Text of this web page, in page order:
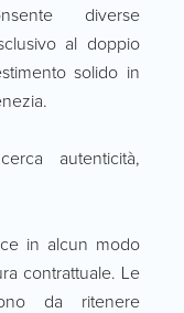
diverse
al doppio
solido in
autenticità,
in alcun modo
contrattuale. Le
da ritenere